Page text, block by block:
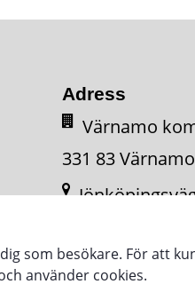
som besökare. För att
använder cookies.
Adress
Värnamo
331 83 Värnamo